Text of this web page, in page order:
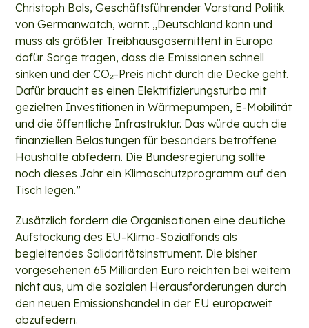
Christoph Bals, Geschäftsführender Vorstand Politik
von Germanwatch, warnt: „Deutschland kann und
muss als größter Treibhausgasemittent in Europa
dafür Sorge tragen, dass die Emissionen schnell
sinken und der CO₂-Preis nicht durch die Decke geht.
Dafür braucht es einen Elektrifizierungsturbo mit
gezielten Investitionen in Wärmepumpen, E-Mobilität
und die öffentliche Infrastruktur. Das würde auch die
finanziellen Belastungen für besonders betroffene
Haushalte abfedern. Die Bundesregierung sollte
noch dieses Jahr ein Klimaschutzprogramm auf den
Tisch legen.”
Zusätzlich fordern die Organisationen eine deutliche
Aufstockung des EU-Klima-Sozialfonds als
begleitendes Solidaritätsinstrument. Die bisher
vorgesehenen 65 Milliarden Euro reichten bei weitem
nicht aus, um die sozialen Herausforderungen durch
den neuen Emissionshandel in der EU europaweit
abzufedern.